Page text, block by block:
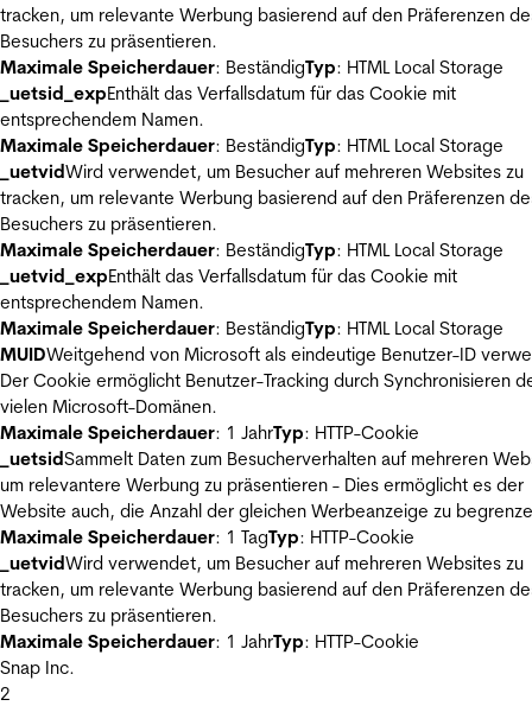
tracken, um relevante Werbung basierend auf den Präferenzen
Besuchers zu präsentieren.
Maximale Speicherdauer: BeständigTyp: HTML Local Storage
_uetsid_expEnthält das Verfallsdatum für das Cookie mit
entsprechendem Namen.
Maximale Speicherdauer: BeständigTyp: HTML Local Storage
_uetvidWird verwendet, um Besucher auf mehreren Websites zu
tracken, um relevante Werbung basierend auf den Präferenzen
Besuchers zu präsentieren.
Maximale Speicherdauer: BeständigTyp: HTML Local Storage
_uetvid_expEnthält das Verfallsdatum für das Cookie mit
entsprechendem Namen.
Maximale Speicherdauer: BeständigTyp: HTML Local Storage
MUIDWeitgehend von Microsoft als eindeutige Benutzer-ID
Der Cookie ermöglicht Benutzer-Tracking durch Synchronisieren
vielen Microsoft-Domänen.
Maximale Speicherdauer: 1 JahrTyp: HTTP-Cookie
_uetsidSammelt Daten zum Besucherverhalten auf mehreren
um relevantere Werbung zu präsentieren - Dies ermöglicht es der
Website auch, die Anzahl der gleichen Werbeanzeige zu
Maximale Speicherdauer: 1 TagTyp: HTTP-Cookie
_uetvidWird verwendet, um Besucher auf mehreren Websites zu
tracken, um relevante Werbung basierend auf den Präferenzen
Besuchers zu präsentieren.
Maximale Speicherdauer: 1 JahrTyp: HTTP-Cookie
Snap Inc.
2